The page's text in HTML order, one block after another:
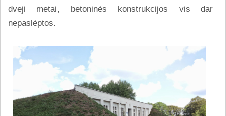
dveji metai, betoninės konstrukcijos vis dar
nepaslėptos.